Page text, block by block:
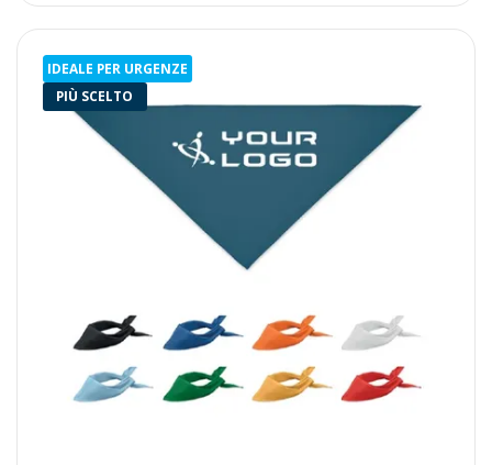
IDEALE PER URGENZE
PIÙ SCELTO